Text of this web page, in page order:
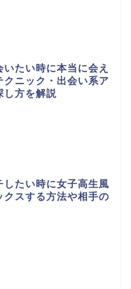
いたい時に本当に会え
クニック・出会い系ア
し方を解説
したい時に女子高生風
クスする方法や相手の